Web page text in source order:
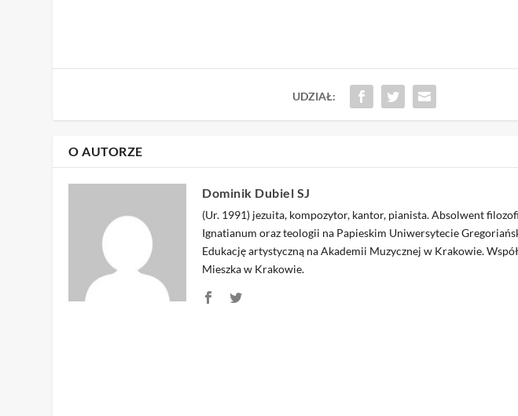
UDZIAŁ:
O AUTORZE
Dominik Dubiel SJ
(Ur. 1991) jezuita, kompozytor, kantor, pianista. Absolwent
Ignatianum oraz teologii na Papieskim Uniwersytecie
Edukację artystyczną na Akademii Muzycznej w Krakowie.
Mieszka w Krakowie.